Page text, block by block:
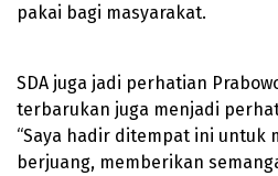
pakai bagi masyarakat.
SDA juga jadi perhatian
terbarukan juga menjadi
“Saya hadir ditempat ini untuk
berjuang, memberikan